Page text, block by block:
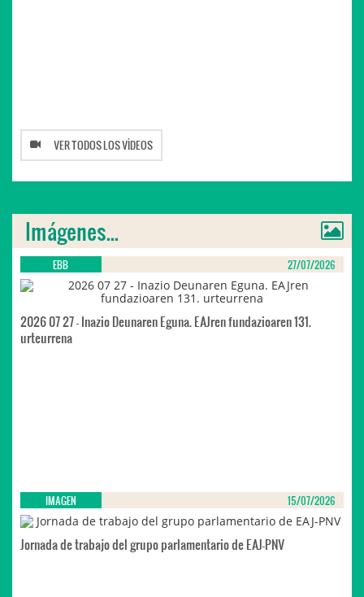
VER TODOS LOS VÍDEOS
Imágenes...
EBB 27/07/2026
2026 07 27 - Inazio Deunaren Eguna. EAJren fundazioaren 131.
urteurrena
IMAGEN 15/07/2026
Jornada de trabajo del grupo parlamentario de EAJ-PNV